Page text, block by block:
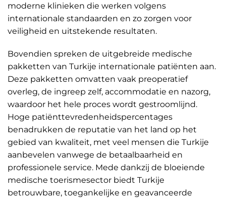
moderne klinieken die werken volgens
internationale standaarden en zo zorgen voor
veiligheid en uitstekende resultaten.
Bovendien spreken de uitgebreide medische
pakketten van Turkije internationale patiënten aan.
Deze pakketten omvatten vaak preoperatief
overleg, de ingreep zelf, accommodatie en nazorg,
waardoor het hele proces wordt gestroomlijnd.
Hoge patiënttevredenheidspercentages
benadrukken de reputatie van het land op het
gebied van kwaliteit, met veel mensen die Turkije
aanbevelen vanwege de betaalbaarheid en
professionele service. Mede dankzij de bloeiende
medische toerismesector biedt Turkije
betrouwbare, toegankelijke en geavanceerde